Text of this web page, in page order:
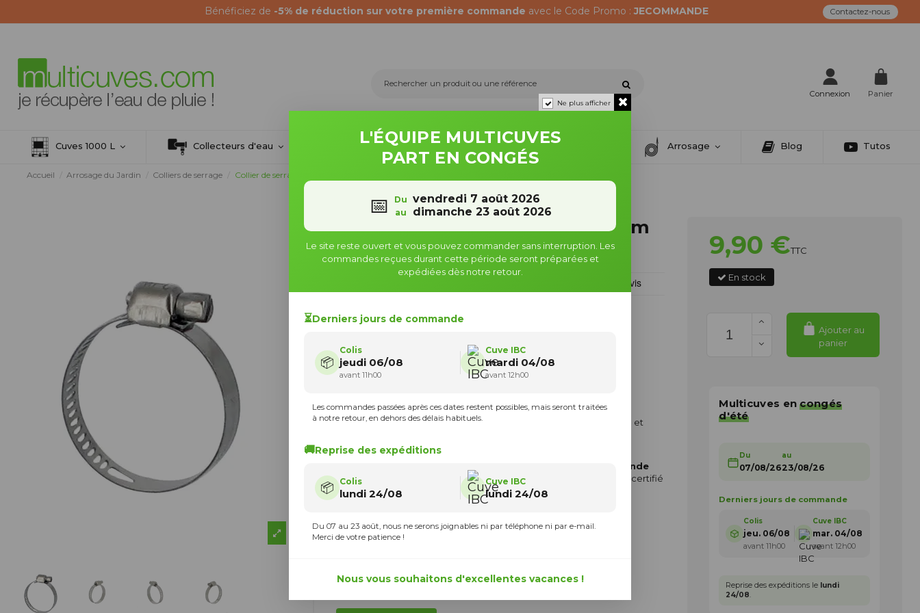
Bénéficiez de -5% de réduction sur votre première commande avec le Code Promo :JECOMMANDE Contactez-nous
Connexion Panier
Cuves 1000 L Collecteurs d'eau Récupérateurs d'eau Fûts & bidons Arrosage Blog Tutos
Accueil Arrosage du Jardin Colliers de serrage Collier de serrage inox - 18-28 mm (lot de 3)
Collier de serrage inox - 18-28 mm
(lot de 3)
Aussi appelé Serflex, le collier de serrage crée une force suffisante et
empêchant ainsi les fuites entre le raccord et le tuyau.
offre une grande
plage de serrage
fabriqué selon la norme NF E 27 851 certifié
par l’AFNOR.
9,90 €TTC
En stock
Ajouter au
panier
Multicuves encongés
d'été
Du
07/08/26
au
23/08/26
Derniers jours de commande
Colis
jeu. 06/08
avant 11h00
Cuve IBC
mar. 04/08
avant 12h00
Reprise des expéditions le lundi
24/08.
Ne plus afficher
L'ÉQUIPE MULTICUVES
PART EN CONGÉS
📅 Du vendredi 7 août 2026
au dimanche 23 août 2026
Le site reste ouvert et vous pouvez commander sans interruption. Les
commandes reçues durant cette période seront préparées et
expédiées dès notre retour.
⏳Derniers jours de commande
📦
Colis
jeudi 06/08
avant 11h00
Cuve IBC
mardi 04/08
avant 12h00
Les commandes passées après ces dates restent possibles, mais seront traitées
à notre retour, en dehors des délais habituels.
🚚Reprise des expéditions
📦 Colis
lundi 24/08
Cuve IBC
lundi 24/08
Du 07 au 23 août, nous ne serons joignables ni par téléphone ni par e-mail.
Merci de votre patience !
Nous vous souhaitons d'excellentes vacances !